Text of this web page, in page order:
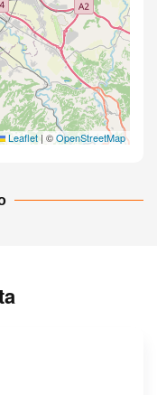
Leaflet | ©OpenStreetMap